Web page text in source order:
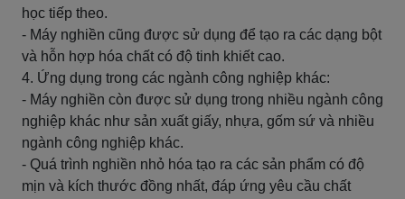
học tiếp theo.
- Máy nghiền cũng được sử dụng để tạo ra các dạng bột
và hỗn hợp hóa chất có độ tinh khiết cao.
4. Ứng dụng trong các ngành công nghiệp khác:
- Máy nghiền còn được sử dụng trong nhiều ngành công
nghiệp khác như sản xuất giấy, nhựa, gốm sứ và nhiều
ngành công nghiệp khác.
- Quá trình nghiền nhỏ hóa tạo ra các sản phẩm có độ
mịn và kích thước đồng nhất, đáp ứng yêu cầu chất